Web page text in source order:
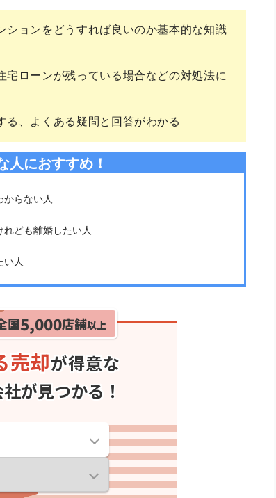
ョンをどうすれば良いのか基本的な知識
ローンが残っている場合などの対処法に
る、よくある疑問と回答がわかる
人におすすめ！
からない人
ども離婚したい人
い人